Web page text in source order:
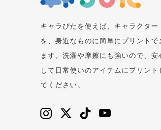
キャラぴたを使えば、キャラクター
を、身近なものに簡単にプリントで
ます。洗濯や摩擦にも強いので、安
して日常使いのアイテムにプリント
てください。